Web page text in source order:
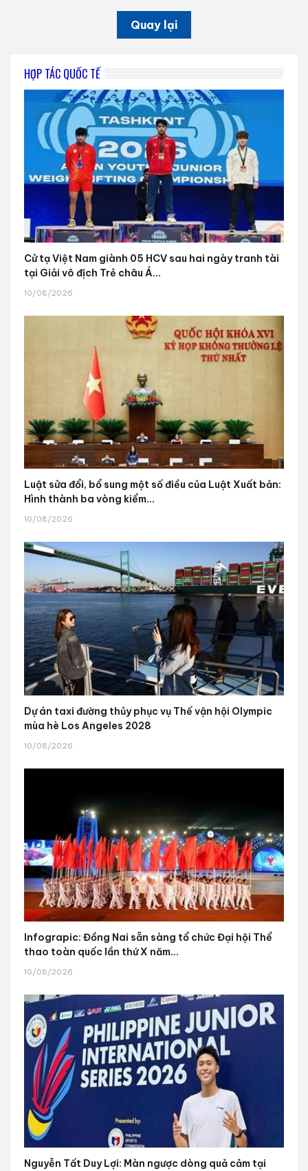
Quay lại
HỢP TÁC QUỐC TẾ
Cử tạ Việt Nam giành 05 HCV sau hai ngày tranh tài
tại Giải vô địch Trẻ châu Á...
10/08/2026
Luật sửa đổi, bổ sung một số điều của Luật Xuất bản:
Hình thành ba vòng kiểm...
10/08/2026
Dự án taxi đường thủy phục vụ Thế vận hội Olympic
mùa hè Los Angeles 2028
10/08/2026
Infograpic: Đồng Nai sẵn sàng tổ chức Đại hội Thể
thao toàn quốc lần thứ X năm...
10/08/2026
Nguyễn Tất Duy Lợi: Màn ngược dòng quả cảm tại